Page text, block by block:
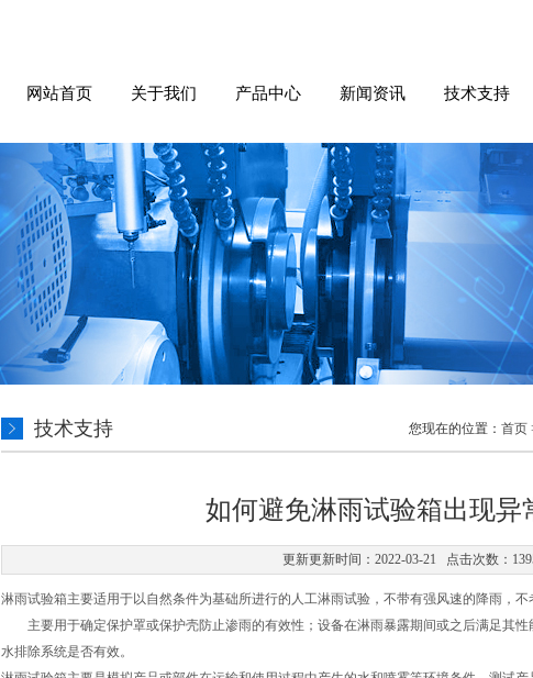
网站首页 关于我们 产品中心 新闻资讯 技术支持
技术支持 您现在的位置： 首页
如何避免淋雨试验箱出现异
更新更新时间：2022-03-21 点击次数：
淋雨试验箱主要适用于以自然条件为基础所进行的人工淋雨试验，不带有强风速的降雨，不
主要用于确定保护罩或保护壳防止渗雨的有效性；设备在淋雨暴露期间或之后满足其性
水排除系统是否有效。